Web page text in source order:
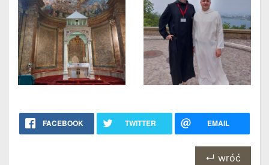
FACEBOOK TWITTER EMAIL
↵ wróć